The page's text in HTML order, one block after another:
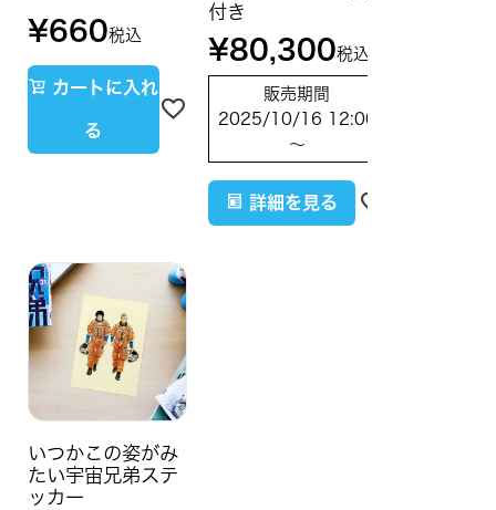
¥660税込
カートに入れ
る
付き
¥80,300税込
販売期間
2025/10/16 12:00
〜
詳細を見る
いつかこの姿がみ
たい宇宙兄弟ステ
ッカー